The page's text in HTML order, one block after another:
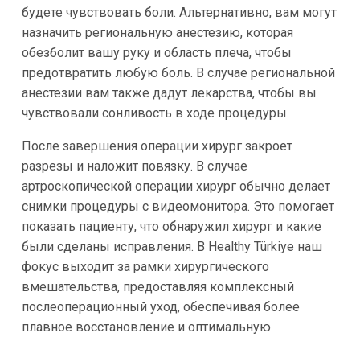
будете чувствовать боли. Альтернативно, вам могут
назначить региональную анестезию, которая
обезболит вашу руку и область плеча, чтобы
предотвратить любую боль. В случае региональной
анестезии вам также дадут лекарства, чтобы вы
чувствовали сонливость в ходе процедуры.
После завершения операции хирург закроет
разрезы и наложит повязку. В случае
артроскопической операции хирург обычно делает
снимки процедуры с видеомонитора. Это помогает
показать пациенту, что обнаружил хирург и какие
были сделаны исправления. В Healthy Türkiye наш
фокус выходит за рамки хирургического
вмешательства, предоставляя комплексный
послеоперационный уход, обеспечивая более
плавное восстановление и оптимальную